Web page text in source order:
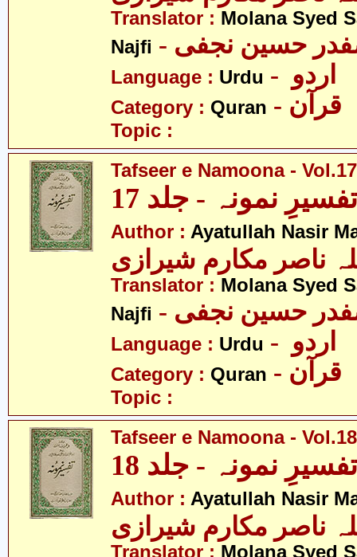
Translator : Molana Syed
Najfi
صفدر حسین نجفی
Language : Urdu
Category : Quran - قرآن
Topic :
Tafseer e Namoona - Vol.17
تفسیرِ نمونہ - جلد 17
Author : Ayatullah Nasir
ناصر مکارم شیرازی
Translator : Molana Syed
Najfi
صفدر حسین نجفی
Language : Urdu
Category : Quran - قرآن
Topic :
Tafseer e Namoona - Vol.18
تفسیرِ نمونہ - جلد 18
Author : Ayatullah Nasir
ناصر مکارم شیرازی
Translator : Molana Syed